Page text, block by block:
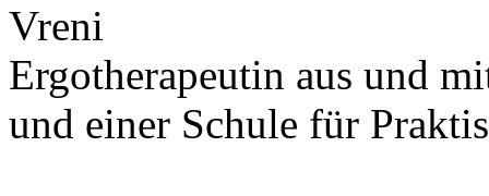
Vreni
Ergotherapeutin aus und
und einer Schule für